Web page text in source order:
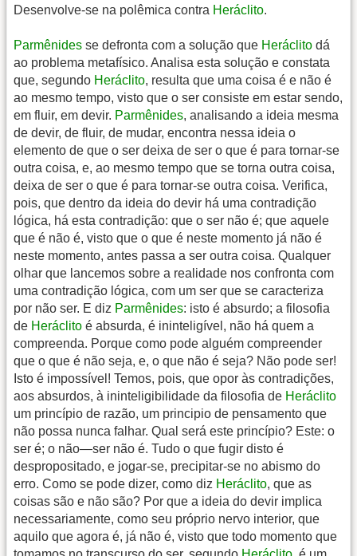
Desenvolve-se na polêmica contra Heráclito.
Parmênides se defronta com a solução que Heráclito dá
ao problema metafísico. Analisa esta solução e constata
que, segundo Heráclito, resulta que uma coisa é e não é
ao mesmo tempo, visto que o ser consiste em estar sendo,
em fluir, em devir. Parmênides, analisando a ideia mesma
de devir, de fluir, de mudar, encontra nessa ideia o
elemento de que o ser deixa de ser o que é para tornar-se
outra coisa, e, ao mesmo tempo que se torna outra coisa,
deixa de ser o que é para tornar-se outra coisa. Verifica,
pois, que dentro da ideia do devir há uma contradição
lógica, há esta contradição: que o ser não é; que aquele
que é não é, visto que o que é neste momento já não é
neste momento, antes passa a ser outra coisa. Qualquer
olhar que lancemos sobre a realidade nos confronta com
uma contradição lógica, com um ser que se caracteriza
por não ser. E diz Parmênides: isto é absurdo; a filosofia
de Heráclito é absurda, é ininteligível, não há quem a
compreenda. Porque como pode alguém compreender
que o que é não seja, e, o que não é seja? Não pode ser!
Isto é impossível! Temos, pois, que opor às contradições,
aos absurdos, à ininteligibilidade da filosofia de Heráclito
um princípio de razão, um principio de pensamento que
não possa nunca falhar. Qual será este princípio? Este: o
ser é; o não—ser não é. Tudo o que fugir disto é
despropositado, e jogar-se, precipitar-se no abismo do
erro. Como se pode dizer, como diz Heráclito, que as
coisas são e não são? Por que a ideia do devir implica
necessariamente, como seu próprio nervo interior, que
aquilo que agora é, já não é, visto que todo momento que